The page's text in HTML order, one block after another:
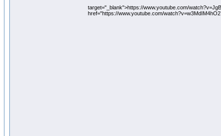
target="_blank">https://www.youtube.com/
href="https://www.youtube.com/